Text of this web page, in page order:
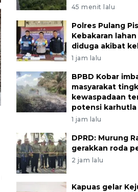
45 menit lalu
Polres Pulang
Kebakaran
diduga akibat
1 jam lalu
BPBD Kobar
masyarakat
kewaspadaan
potensi karhutla
1 jam lalu
DPRD: Murung
gerakkan roda
2 jam lalu
Kapuas gelar